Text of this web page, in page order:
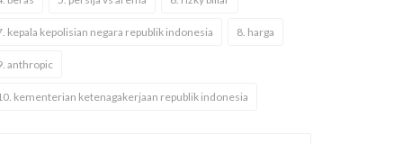
kepala kepolisian negara republik indonesia 8. harga
anthropic
kementerian ketenagakerjaan republik indonesia